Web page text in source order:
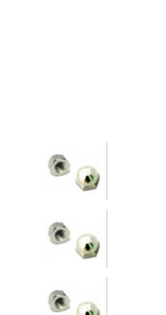
panier
Contact